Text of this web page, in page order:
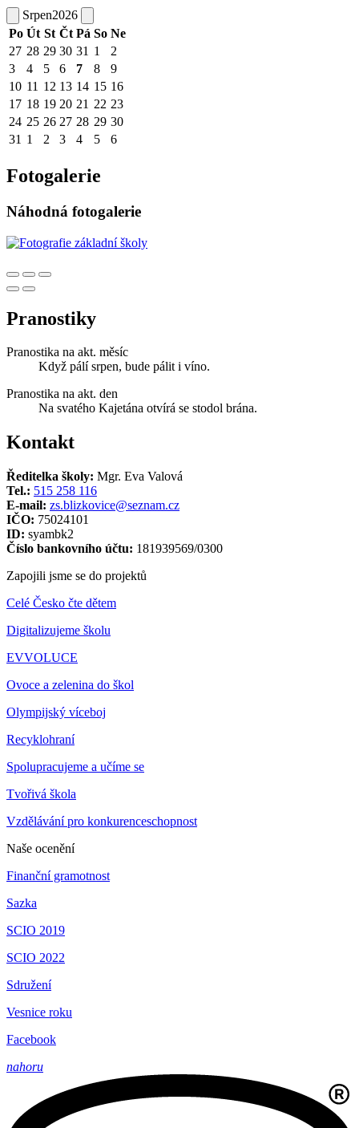
Srpen2026
Po Út St Čt Pá So Ne
27 28 29 30 31 1
2
3
4 5 6 7 8
9
10 11 12 13 14 15 16
17 18 19 20 21 22 23
24 25 26 27 28 29 30
31 1 2 3 4 5 6
Fotogalerie
Náhodná fotogalerie
Pranostiky
Pranostika na akt. měsíc
Když pálí srpen, bude pálit i víno.
Pranostika na akt. den
Na svatého Kajetána otvírá se stodol brána.
Kontakt
Ředitelka školy: Mgr. Eva Valová
Tel.: 515 258 116
E-mail: zs.blizkovice@seznam.cz
IČO: 75024101
ID: syambk2
Číslo bankovního účtu: 181939569/0300
Zapojili jsme se do projektů
Celé Česko čte dětem
Digitalizujeme školu
EVVOLUCE
Ovoce a zelenina do škol
Olympijský víceboj
Recyklohraní
Spolupracujeme a učíme se
Tvořivá škola
Vzdělávání pro konkurenceschopnost
Naše ocenění
Finanční gramotnost
Sazka
SCIO 2019
SCIO 2022
Sdružení
Vesnice roku
Facebook
nahoru